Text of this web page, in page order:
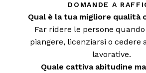
DOMANDE A
Qual è la tua migliore qualità
Far ridere le persone
piangere, licenziarsi o cedere
lavorative.
Quale cattiva abitudine